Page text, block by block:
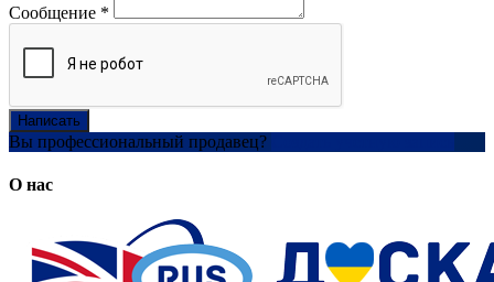
Сообщение *
Написать
Вы профессиональный продавец?
О нас